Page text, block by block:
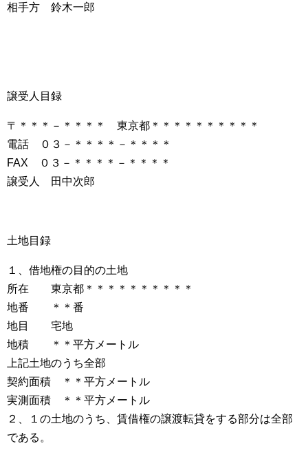
相手方 鈴木一郎
譲受人目録
〒＊＊＊－＊＊＊＊ 東京都＊＊＊＊＊＊＊＊＊＊
電話 ０３－＊＊＊＊－＊＊＊＊
FAX ０３－＊＊＊＊－＊＊＊＊
譲受人 田中次郎
土地目録
１、借地権の目的の土地
所在 東京都＊＊＊＊＊＊＊＊＊＊
地番 ＊＊番
地目 宅地
地積 ＊＊平方メートル
上記土地のうち全部
契約面積 ＊＊平方メートル
実測面積 ＊＊平方メートル
２、１の土地のうち、賃借権の譲渡転貸をする部分は全部
である。